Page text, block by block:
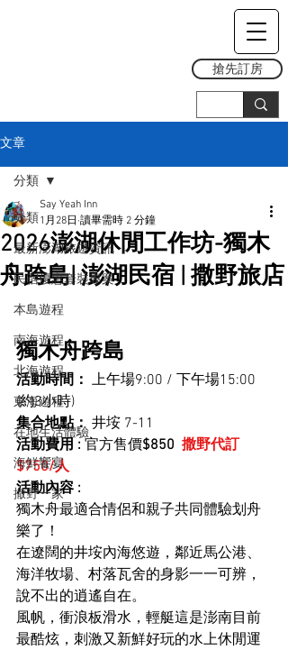
搶先訂房
文章
分類
最新澎湖旅遊資訊
民宿優惠套裝專案
本島遊程
南海遊程
北海遊程
東海遊程
在地生活體驗
海鮮饗宴
撒野一家
分類
2026澎湖休閒工作坊-獨木
舟跨島| 澎湖民宿 | 撒野旅店
Say Yeah Inn
1月28日 讀畢需時 2 分鐘
獨木舟跨島
活動時間： 上午場9:00 / 下午場15:00
(約3小時)
集合地點： 井垵 7-11
活動費用 : 官方售價$850 撒野代訂
$750/人
活動內容 :
獨木舟最適合情侶和親子共同體驗划舟
樂了！
在遼闊的井垵內海悠遊，鄰近馬公港、
海洋牧場、村落瓦舍的身影一一可辨，
說不出的逍遙自在。
風帆，衝浪板滑水，輕艇這是澎南目前
最酷炫，刺激又新鮮好玩的水上休閒運